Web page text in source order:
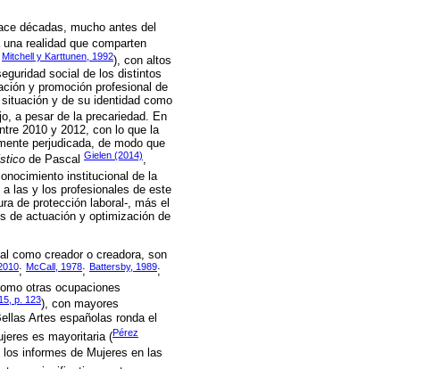
décadas, mucho antes del
realidad que comparten
Mitchell y Karttunen, 1992), con altos
social de los distintos
y promoción profesional de
y de su identidad como
a pesar de la precariedad. En
2010 y 2012, con lo que la
perjudicada, de modo que
de Pascal Gielen (2014),
institucional de la
las y los profesionales de este
de protección laboral-, más el
de actuación y optimización de
como creador o creadora, son
; McCall, 1978; Battersby, 1989;
otras ocupaciones
p. 123), con mayores
Artes españolas ronda el
es mayoritaria (Pérez
informes de Mujeres en las